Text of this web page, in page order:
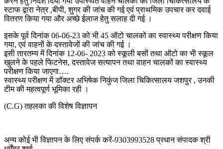
स्टाफ द्वारा नेत्र ,बीपी, शुगर की जांच की गई एवं प्राथमिक उपचार कर दवाई
वितरण किया गया और अच्छे ईलाज हेतु सलाह दी गई ।
इसके पूर्व दिनांक 06-06-23 को भी 45 ऑटो चालको का स्वास्थ्य परीक्षण किया
गया, एवं वाहनों के दस्तावेजों की जांच की गई ।
इसी तारतम्य में दिनांक 12-06- 2023 को स्कूली बसों तथा ऑटो का भी स्कूल
खुलने के पहले फिटनेस, दस्तावेज सत्यापन तथा वाहन चालकों का स्वास्थ्य
परीक्षण किया जाएगा….
स्वास्थ्य परीक्षण में डॉक्टर अभिषेक निकुंज जिला चिकित्सालय जशपुर , उनकी
टीम की महत्वपूर्ण भूमिका रही ।
(C.G) तहलका की विशेष विज्ञापन
अन्य कोई भी विज्ञापन के लिए संपर्क करें-9303993528 प्रधान संपादक श्री